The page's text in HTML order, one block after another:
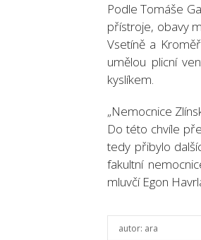
Podle Tomáše
přístroje, obavy
Vsetíně a
umělou plicní
kyslíkem.
„Nemocnice
Do této chvíle
tedy přibylo
fakultní
mluvčí Egon
autor: ara